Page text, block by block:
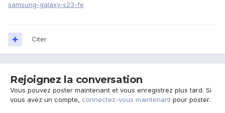
samsung-galaxy-s23-fe
Citer
Rejoignez la conversation
Vous pouvez poster maintenant et vous enregistrez plus tard. Si
vous avez un compte, connectez-vous maintenant pour poster.